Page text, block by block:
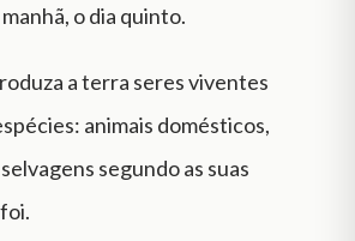
o dia quinto.
a terra seres viventes
animais domésticos,
segundo as suas